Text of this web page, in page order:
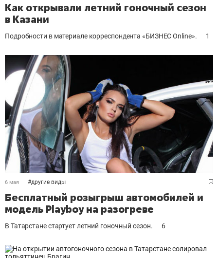
Как открывали летний гоночный сезон
в Казани
Подробности в материале корреспондента «БИЗНЕС Online». 1
6 мая #другие виды
Бесплатный розыгрыш автомобилей и
модель Playboy на разогреве
В Татарстане стартует летний гоночный сезон. 6